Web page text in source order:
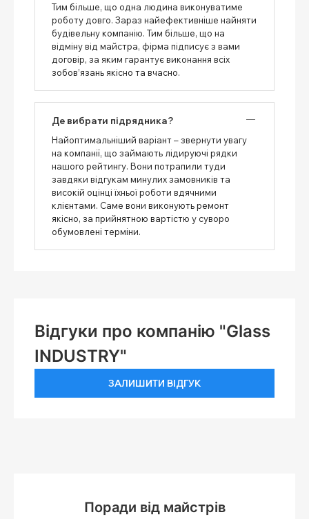
Тим більше, що одна людина виконуватиме
роботу довго. Зараз найефективніше найняти
будівельну компанію. Тим більше, що на
відміну від майстра, фірма підписує з вами
договір, за яким гарантує виконання всіх
зобов’язань якісно та вчасно.
Де вибрати підрядника?
Найоптимальніший варіант – звернути увагу
на компанії, що займають лідируючі рядки
нашого рейтингу. Вони потрапили туди
завдяки відгукам минулих замовників та
високій оцінці їхньої роботи вдячними
клієнтами. Саме вони виконують ремонт
якісно, ​​за прийнятною вартістю у суворо
обумовлені терміни.
Відгуки про компанію "Glass
INDUSTRY"
ЗАЛИШИТИ ВІДГУК
Поради від майстрів